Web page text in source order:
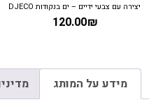
יצירה עם צבעי ידיים – ים בנקודות DJECO
120.00₪
מידע על המותג